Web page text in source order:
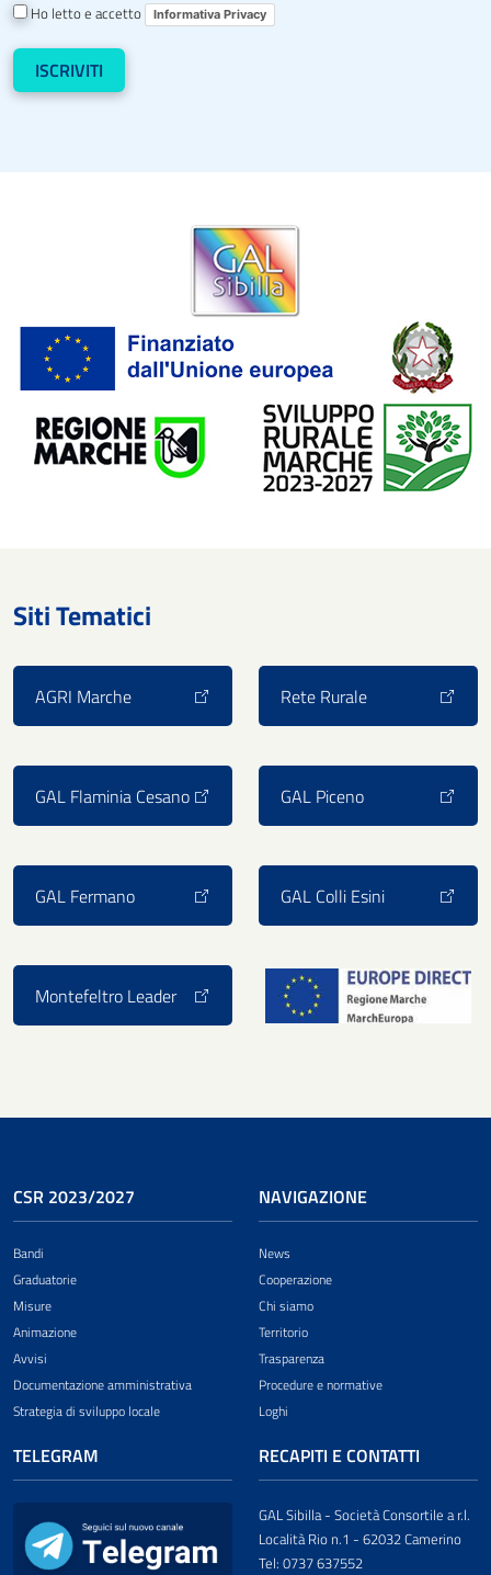
Ho letto e accetto Informativa Privacy
Siti Tematici
AGRI Marche Rete Rurale
GAL Flaminia Cesano GAL Piceno
GAL Fermano GAL Colli Esini
Montefeltro Leader
CSR 2023/2027
Bandi
Graduatorie
Misure
Animazione
Avvisi
Documentazione amministrativa
Strategia di sviluppo locale
NAVIGAZIONE
News
Cooperazione
Chi siamo
Territorio
Trasparenza
Procedure e normative
Loghi
TELEGRAM RECAPITI E CONTATTI
GAL Sibilla - Società Consortile a r.l.
Località Rio n.1 - 62032 Camerino
Tel: 0737 637552